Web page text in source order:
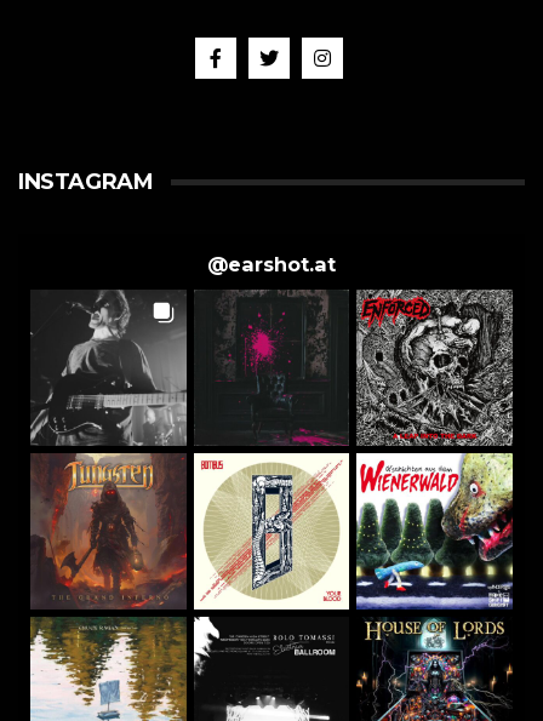
INSTAGRAM
@earshot.at